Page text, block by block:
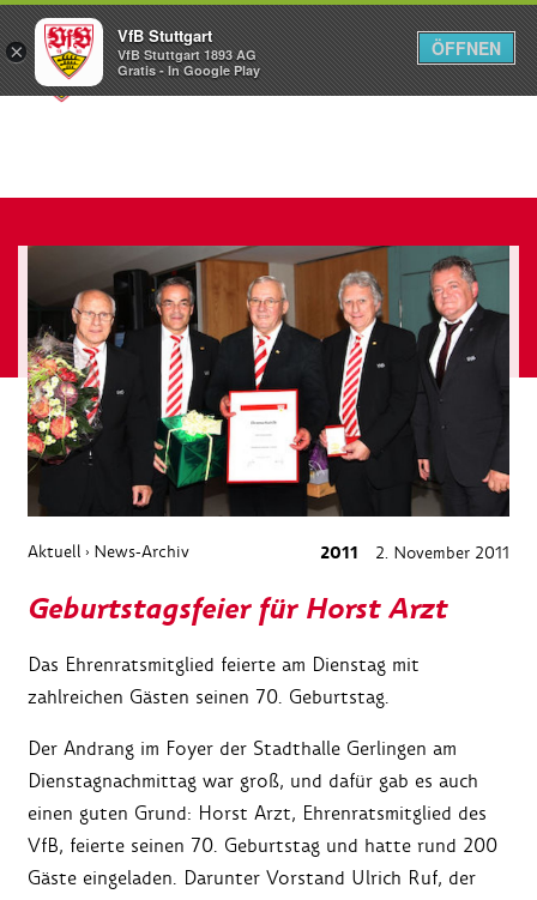
Menü
Aktuell › News-Archiv 2011 2. November 2011
Geburtstagsfeier für Horst Arzt
Das Ehrenratsmitglied feierte am Dienstag mit
zahlreichen Gästen seinen 70. Geburtstag.
Der Andrang im Foyer der Stadthalle Gerlingen am
Dienstagnachmittag war groß, und dafür gab es auch
einen guten Grund: Horst Arzt, Ehrenratsmitglied des
VfB, feierte seinen 70. Geburtstag und hatte rund 200
Gäste eingeladen. Darunter Vorstand Ulrich Ruf, der
×
VfB Stuttgart
VfB Stuttgart 1893 AG
Gratis - In Google Play
ÖFFNEN